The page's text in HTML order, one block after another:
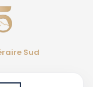
Sud